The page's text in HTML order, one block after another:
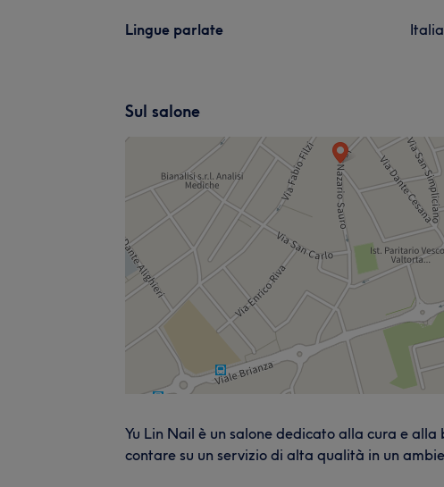
Lingue parlate
Sul salone
Yu Lin Nail è un salone dedicato alla cura e
contare su un servizio di alta qualità in un